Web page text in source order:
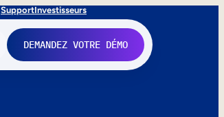
SupportInvestisseurs
DEMANDEZ VOTRE DÉMO